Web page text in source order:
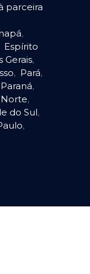
parceira
,
Espírito
Gerais,
, Pará,
Paraná,
Norte,
do Sul,
,